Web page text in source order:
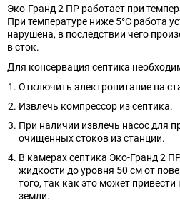
Эко-Гранд 2 ПР работает при
При температуре ниже 5°C работа
нарушена, в последствии чего
в сток.
Для консервация септика
Отключить электропитание на
Извлечь компрессор из септика.
При наличии извлечь насос для
очищенных стоков из станции.
В камерах септика Эко-Гранд 2
жидкости до уровня 50 см от
того, так как это может
земли.